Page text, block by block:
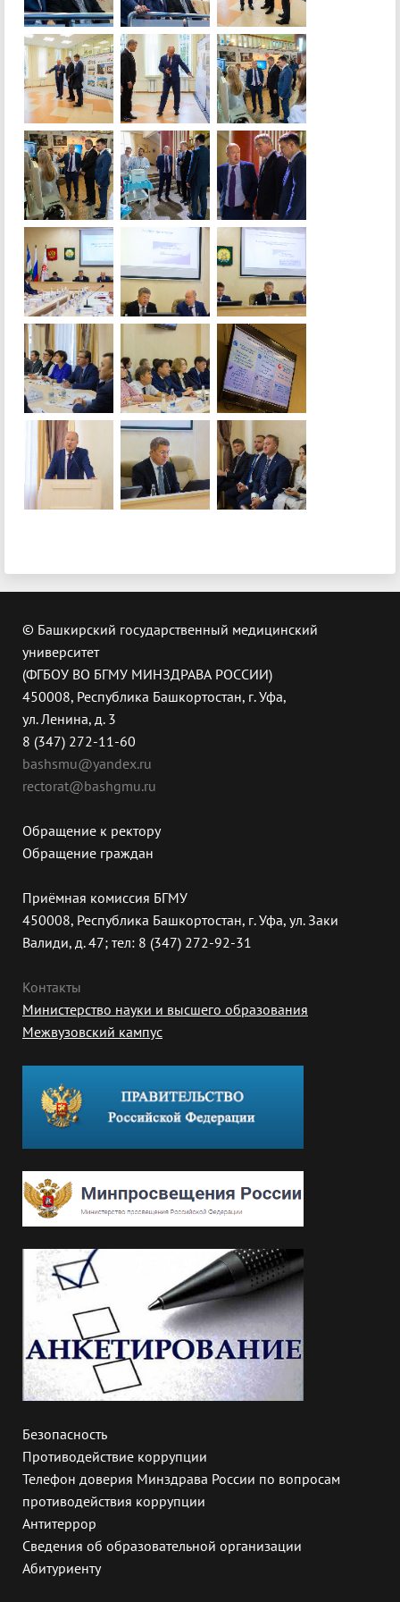
© Башкирский государственный медицинский
университет
(ФГБОУ ВО БГМУ МИНЗДРАВА РОССИИ)
450008, Республика Башкортостан, г. Уфа,
ул. Ленина, д. 3
8 (347) 272-11-60
bashsmu@yandex.ru
rectorat@bashgmu.ru
Обращение к ректору
Обращение граждан
Приёмная комиссия БГМУ
450008, Республика Башкортостан, г. Уфа, ул. Заки
Валиди, д. 47; тел: 8 (347) 272-92-31
Контакты
Министерство науки и высшего образования
Межвузовский кампус
Безопасность
Противодействие коррупции
Телефон доверия Минздрава России по вопросам
противодействия коррупции
Антитеррор
Сведения об образовательной организации
Абитуриенту